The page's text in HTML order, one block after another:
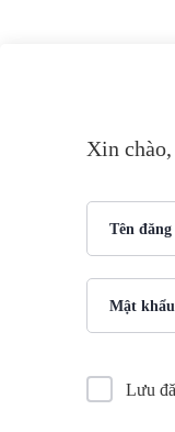
Xin
Lưu